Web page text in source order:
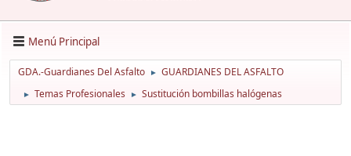
Menú Principal
GDA.-Guardianes Del Asfalto ► GUARDIANES DEL ASFALTO
► Temas Profesionales ► Sustitución bombillas halógenas